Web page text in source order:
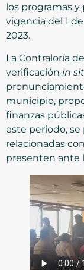
los programas
vigencia del 1
2023.
La Contraloría
verificación in
municipio,
finanzas
este periodo, se
relacionadas
presenten ante